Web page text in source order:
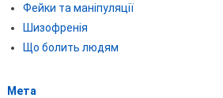
Фейки та маніпуляції
Шизофренія
Що болить людям
Мета